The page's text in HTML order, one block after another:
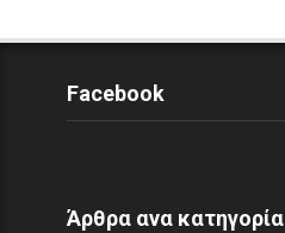
Facebook
Άρθρα ανα κατηγορία